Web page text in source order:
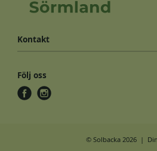
Kontakt
Följ oss
f
i
© Solbacka 2026